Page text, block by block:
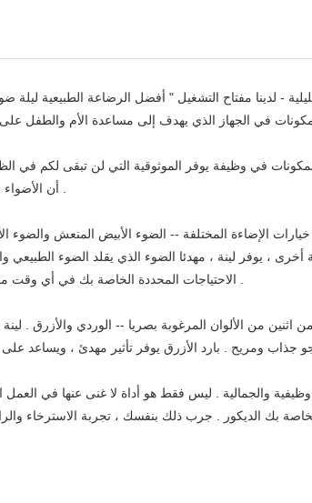
- لدينا مفتاح التشغيل " أفضل الرضاعة الطبيعية
في وظيفة يوفر الموثوقية التي لن تبقى لكم في
أن الأضواء ستكون جاهزة عندما كنت في أشد الحاجة إليها .
الإضاءة المختلفة -- الضوء الأبيض المنعش
أخرى ، يوفر لينة ، مهدئا الضوء الذي يقلد الضوء الطبيعي
الاحتياجات المحددة الخاصة بك في أي وقت معين ، وتوفير أفضل بيئة التغذية لطفلك الصغير .
اثنين من الألوان المرغوبة بصريا -- الوردي والأزرق .
والجمالية . ليس فقط هو أداة لا غنى عنها في